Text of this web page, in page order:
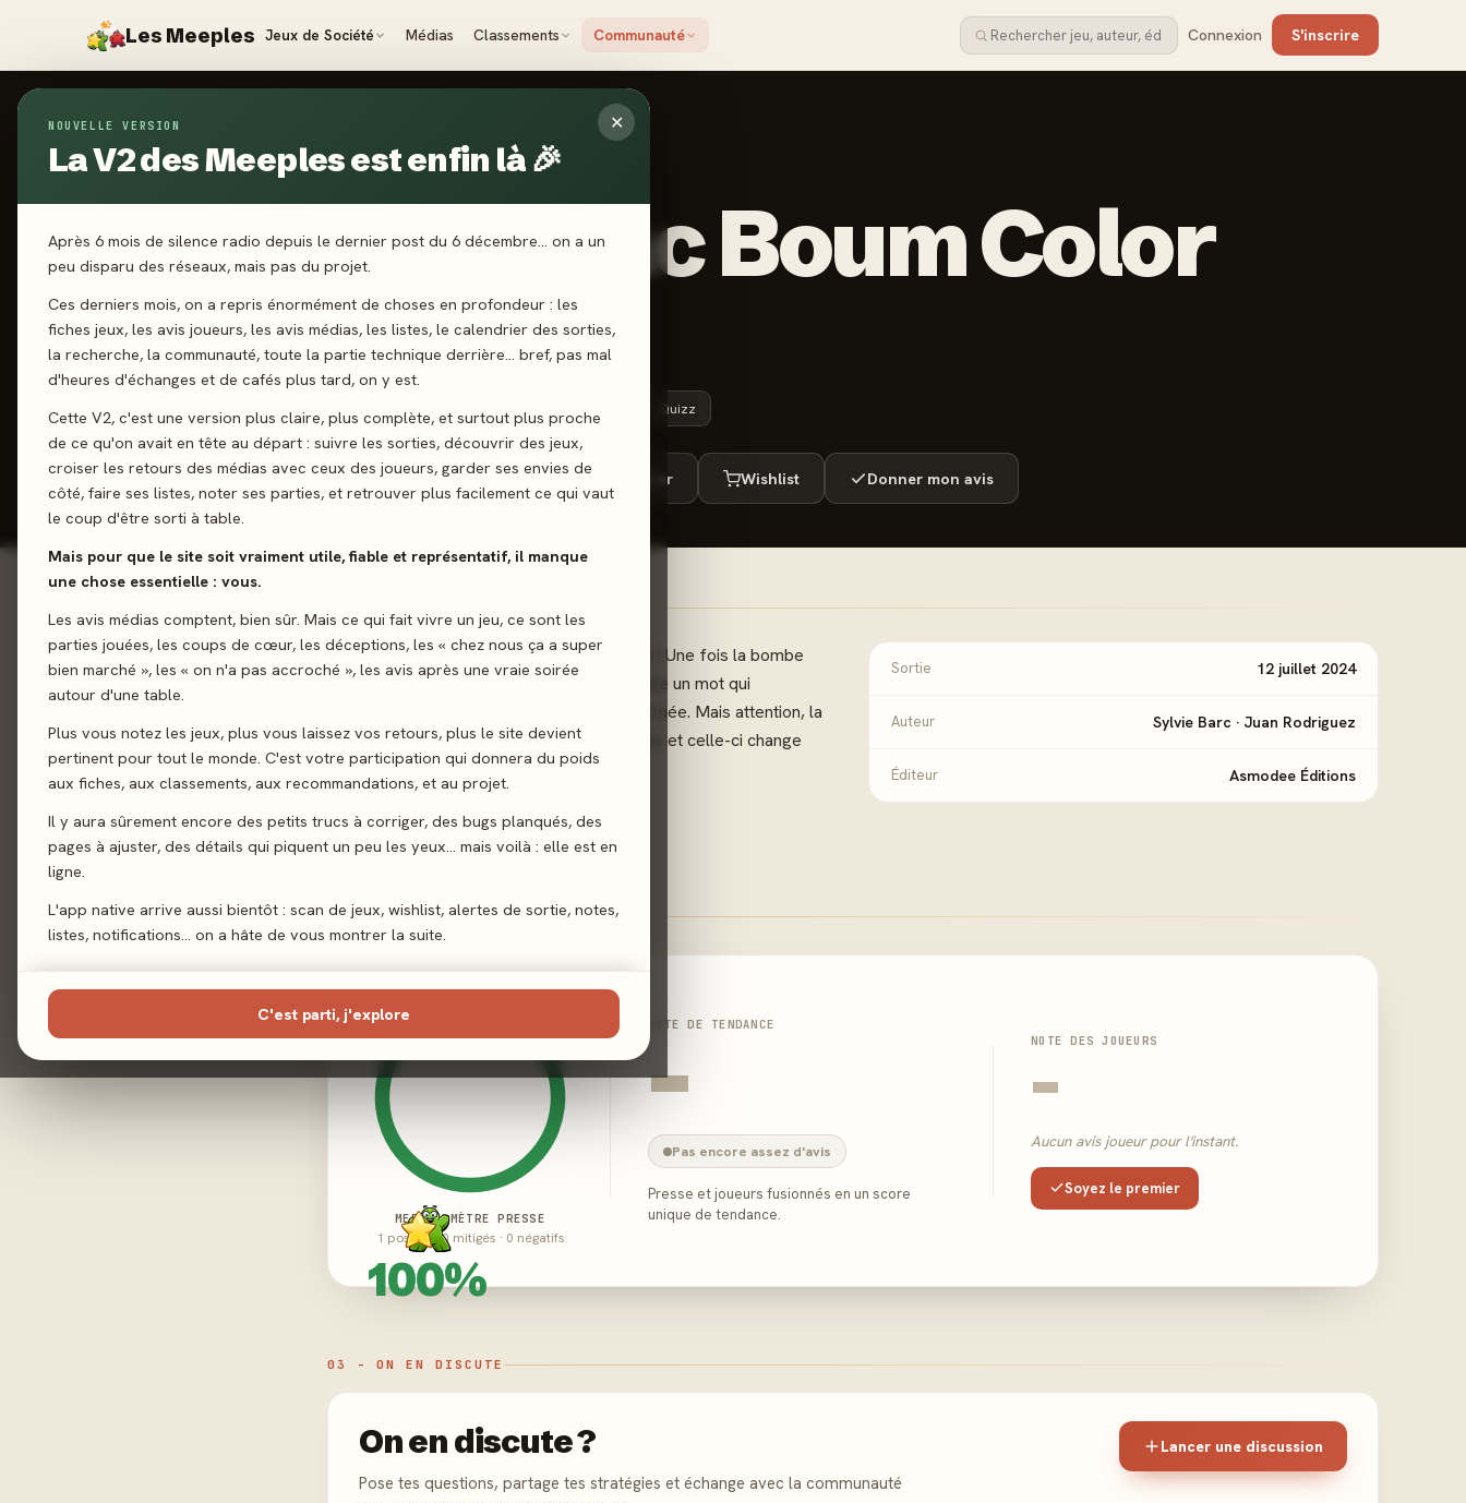
Les Meeples Jeux de Société Médias Classements Communauté Connexion S'inscrire
✕
NOUVELLE VERSION
La V2 des Meeples est enfin là 🎉
Après 6 mois de silence radio depuis le dernier post du 6 décembre… on a un
peu disparu des réseaux, mais pas du projet.
Ces derniers mois, on a repris énormément de choses en profondeur : les
fiches jeux, les avis joueurs, les avis médias, les listes, le calendrier des sorties,
la recherche, la communauté, toute la partie technique derrière… bref, pas mal
d'heures d'échanges et de cafés plus tard, on y est.
Cette V2, c'est une version plus claire, plus complète, et surtout plus proche
de ce qu'on avait en tête au départ : suivre les sorties, découvrir des jeux,
croiser les retours des médias avec ceux des joueurs, garder ses envies de
côté, faire ses listes, noter ses parties, et retrouver plus facilement ce qui vaut
le coup d'être sorti à table.
Mais pour que le site soit vraiment utile, fiable et représentatif, il manque
une chose essentielle : vous.
Les avis médias comptent, bien sûr. Mais ce qui fait vivre un jeu, ce sont les
parties jouées, les coups de cœur, les déceptions, les « chez nous ça a super
bien marché », les « on n'a pas accroché », les avis après une vraie soirée
autour d'une table.
Plus vous notez les jeux, plus vous laissez vos retours, plus le site devient
pertinent pour tout le monde. C'est votre participation qui donnera du poids
aux fiches, aux classements, aux recommandations, et au projet.
Il y aura sûrement encore des petits trucs à corriger, des bugs planqués, des
pages à ajuster, des détails qui piquent un peu les yeux… mais voilà : elle est en
ligne.
L'app native arrive aussi bientôt : scan de jeux, wishlist, alertes de sortie, notes,
listes, notifications… on a hâte de vous montrer la suite.
C'est parti, j'explore
Jeux / Tic Tac Boum Color Flash
Tic Tac Boum Color
Flash
2-12 joueurs 8 ans+ Quizz
J'ai joué Envie de jouer Wishlist Donner mon avis
01Le jeu
Le verdict
03On en discute
04La presse
Les joueurs
Acheter
07Similaires
Passez la bombe rapidement sinon...BOUM ! Une fois la bombe
entre vos mains, trouvez le plus vite possible un mot qui
correspond à la catégorie de la carte retournée. Mais attention, la
catégorie dépend de la couleur de la bombe et celle-ci change
régulièrement !
Quizz
Sortie 12 juillet 2024
Auteur Sylvie Barc · Juan Rodriguez
Éditeur Asmodee Éditions
02 - LE VERDICT
100%
MEEPLE-MÈTRE PRESSE
1 positifs · 0 mitigés · 0 négatifs
NOTE DE TENDANCE
-
Pas encore assez d'avis
Presse et joueurs fusionnés en un score
unique de tendance.
NOTE DES JOUEURS
-
Aucun avis joueur pour l'instant.
Soyez le premier
03 - ON EN DISCUTE
On en discute ?
Pose tes questions, partage tes stratégies et échange avec la communauté
Lancer une discussion